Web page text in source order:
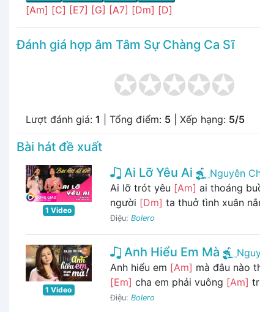
[Am] [C] [E7] [G] [A7] [Dm] [D]
Đánh giá hợp âm Tâm Sự Chàng Ca Sĩ
Lượt đánh giá: 1 | Tổng điểm: 5 | Xếp hạng: 5/5
Bài hát đề xuất
1 Video
Ai Lỡ Yêu Ai
Nguyên
Ai lỡ trót yêu [Am] ai thoáng
người [Dm] ta thuở tình xuân
Điệu: Bolero
1 Video
Anh Hiểu Em Mà
Anh hiểu em [Am] mà đâu nào
[Em] cha em phải vuông [Am]
Điệu: Bolero